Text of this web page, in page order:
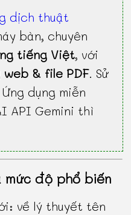
dịch thuật
bàn, chuyên
tiếng Việt, với
& file PDF. Sử
dụng miễn
API Gemini thì
mức độ phổ biến
về lý thuyết tên